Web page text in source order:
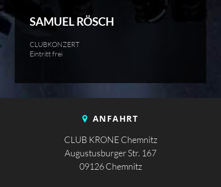
SAMUEL RÖSCH
CLUBKONZERT
Eintritt frei
ANFAHRT
CLUB KRONE Chemnitz
Augustusburger Str. 167
09126 Chemnitz